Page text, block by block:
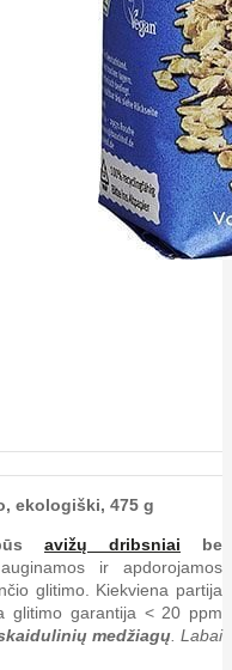
ekologiški, 475 g
avižų dribsniai be
ir apdorojamos
glitimo. Kiekviena partija
glitimo garantija < 20 ppm
medžiagų. Labai